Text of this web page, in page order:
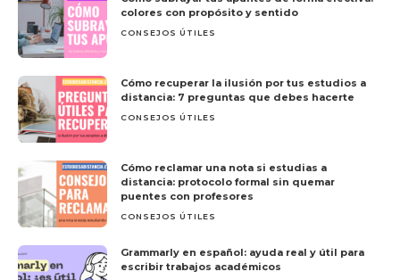
colores con propósito y sentido
CONSEJOS ÚTILES
Cómo recuperar la ilusión por tus estudios a
distancia: 7 preguntas que debes hacerte
CONSEJOS ÚTILES
Cómo reclamar una nota si estudias a
distancia: protocolo formal sin quemar
puentes con profesores
CONSEJOS ÚTILES
Grammarly en español: ayuda real y útil para
escribir trabajos académicos